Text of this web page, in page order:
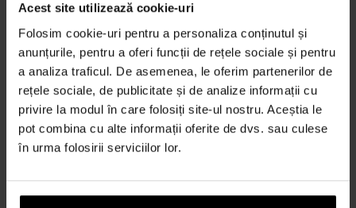
Acest site utilizează cookie-uri
Folosim cookie-uri pentru a personaliza conținutul și
anunțurile, pentru a oferi funcții de rețele sociale și pentru
a analiza traficul. De asemenea, le oferim partenerilor de
rețele sociale, de publicitate și de analize informații cu
privire la modul în care folosiți site-ul nostru. Aceștia le
pot combina cu alte informații oferite de dvs. sau culese
în urma folosirii serviciilor lor.
Diesel Loverdose L´Eau
Eau de Toilette - Tester
75ml - Ape de toaletă -
Tester - Femei
În stoc
195,00 lei
Pour Homme Apa de toaletă
- Tester
75ml - Ape de toaletă -
Tester - Bărbați
În stoc